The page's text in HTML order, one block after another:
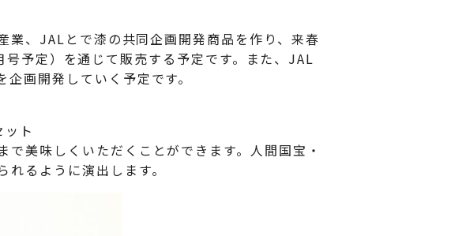
、JALとで漆の共同企画開発商品を作り、来春
予定）を通じて販売する予定です。また、JAL
画開発していく予定です。
ト
美味しくいただくことができます。人間国宝・
るように演出します。